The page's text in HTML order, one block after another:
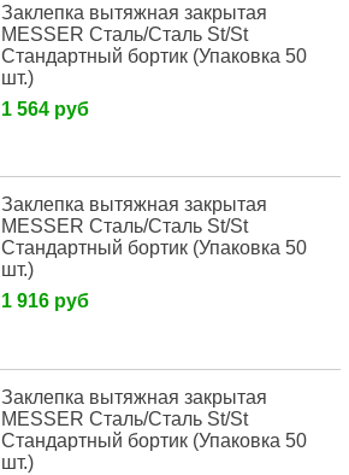
Заклепка вытяжная закрытая
MESSER Сталь/Сталь St/St
Стандартный бортик (Упаковка 50
шт.)
1 564 руб
Заклепка вытяжная закрытая
MESSER Сталь/Сталь St/St
Стандартный бортик (Упаковка 50
шт.)
1 916 руб
Заклепка вытяжная закрытая
MESSER Сталь/Сталь St/St
Стандартный бортик (Упаковка 50
шт.)